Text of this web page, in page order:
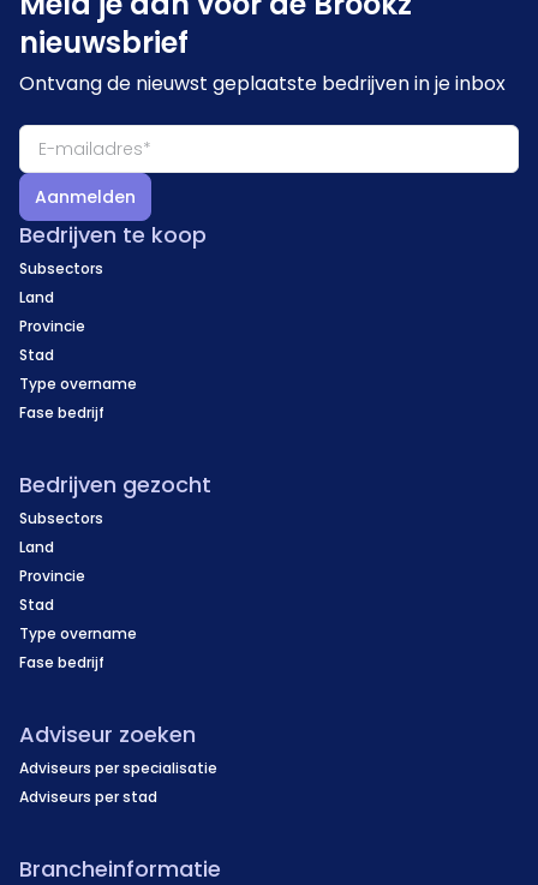
nieuwsbrief
Ontvang de nieuwst geplaatste bedrijven in je inbox
Aanmelden
Bedrijven te koop
Subsectors
Land
Provincie
Stad
Type overname
Fase bedrijf
Bedrijven gezocht
Subsectors
Land
Provincie
Stad
Type overname
Fase bedrijf
Adviseur zoeken
Adviseurs per specialisatie
Adviseurs per stad
Brancheinformatie